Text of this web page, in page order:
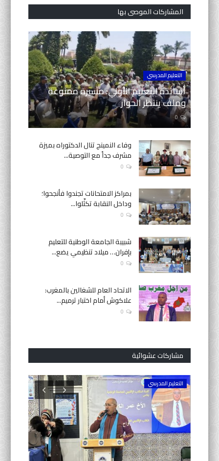
المشاركات الموصى بها
التعليم المدرسي
أساتذة التعليم الأولي: مسيرة ممنوعة
وملف ينتظر الحوار
0
وفاء النمينج تنال الدكتوراه بميزة
مشرف جداً مع التوصية...
0
بمراكز الامتحانات تجندوا فأنجحوا؛
وداخل النقابة تكثّلوا...
0
شبيبة الجامعة الوطنية للتعليم
بإفران… ميلاد تنظيمي يضع...
0
الاتحاد العام للشغالين بالمغرب:
علاكوش أمام اختبار ترميم...
0
مشاركات عشوائية
التعليم المدرسي